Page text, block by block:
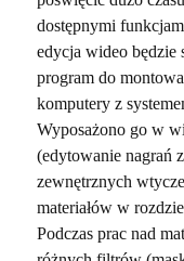
dostępnymi
edycja wideo będzie
program do
komputery z
Wyposażono go w
(edytowanie nagrań
zewnętrznych
materiałów w
Podczas prac nad